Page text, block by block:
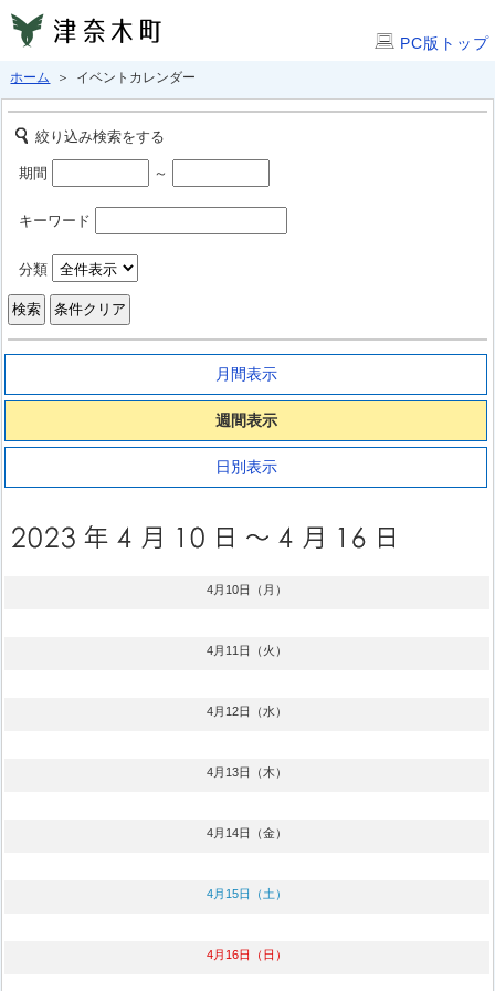
PC版トップ
ホーム ＞ イベントカレンダー
絞り込み検索をする
期間 ～
キーワード
分類
月間表示
週間表示
日別表示
4月10日（月）
4月11日（火）
4月12日（水）
4月13日（木）
4月14日（金）
4月15日（土）
4月16日（日）